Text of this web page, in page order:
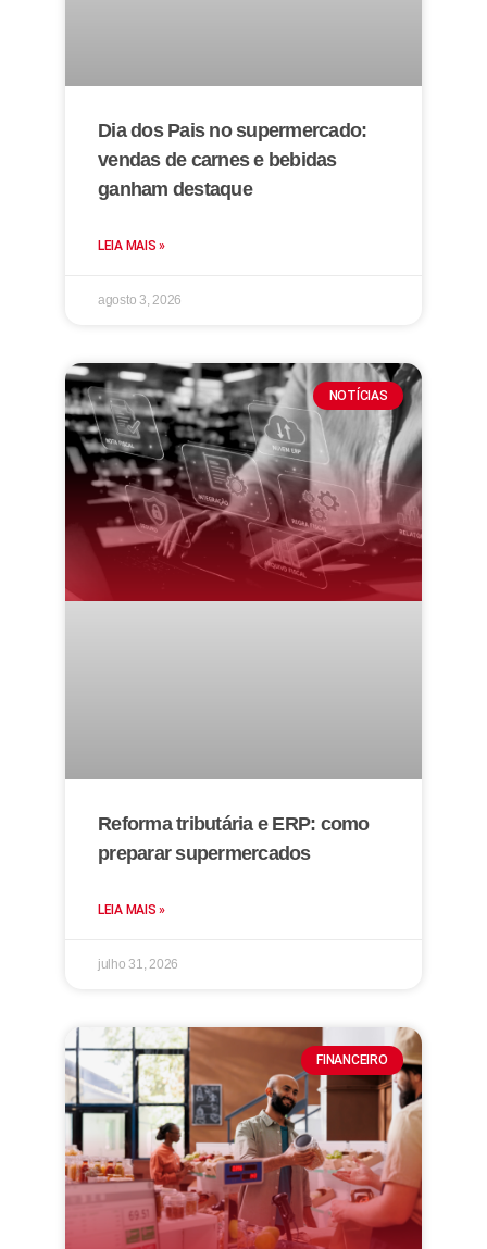
Dia dos Pais no supermercado:
vendas de carnes e bebidas
ganham destaque
LEIA MAIS »
agosto 3, 2026
NOTÍCIAS
Reforma tributária e ERP: como
preparar supermercados
LEIA MAIS »
julho 31, 2026
FINANCEIRO